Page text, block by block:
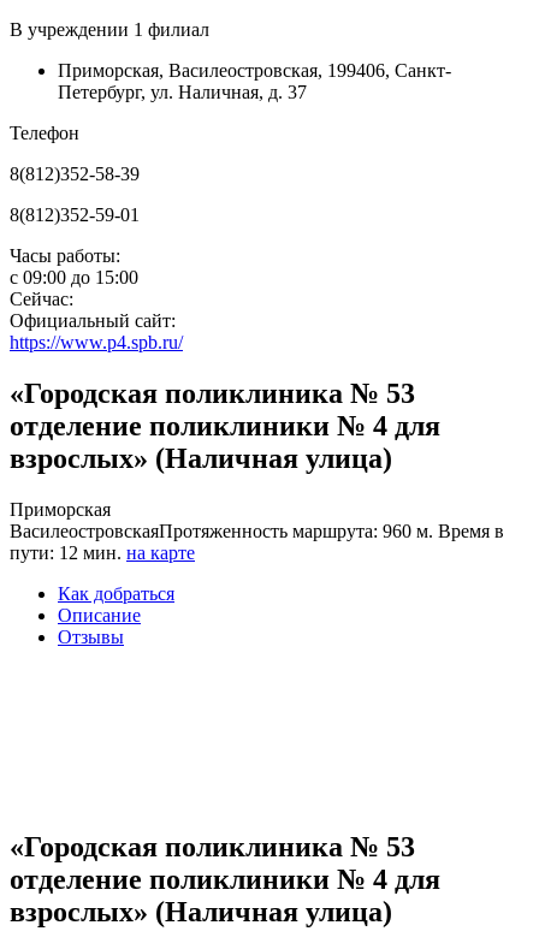
В учреждении 1 филиал
Приморская, Василеостровская, 199406, Санкт-
Петербург, ул. Наличная, д. 37
Телефон
8(812)352-58-39
8(812)352-59-01
Часы работы:
с 09:00 до 15:00
Сейчас:
Официальный сайт:
https://www.p4.spb.ru/
«Городская поликлиника № 53
отделение поликлиники № 4 для
взрослых» (Наличная улица)
Приморская
ВасилеостровскаяПротяженность маршрута: 960 м. Время в
пути: 12 мин. на карте
Как добраться
Описание
Отзывы
«Городская поликлиника № 53
отделение поликлиники № 4 для
взрослых» (Наличная улица)